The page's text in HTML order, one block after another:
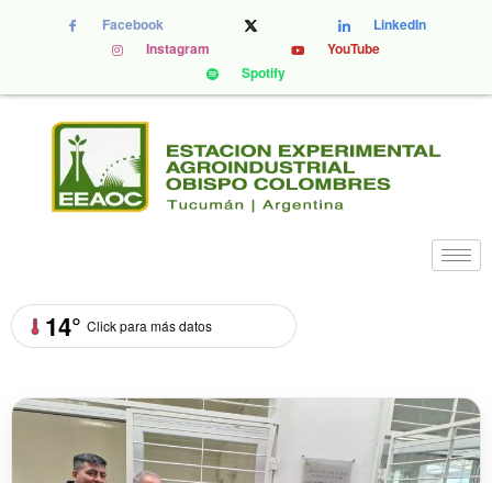
Facebook
LinkedIn
Instagram
YouTube
Spotify
14° Click para más datos